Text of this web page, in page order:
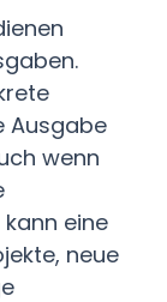
Ausgabe
wenn
eine
neue